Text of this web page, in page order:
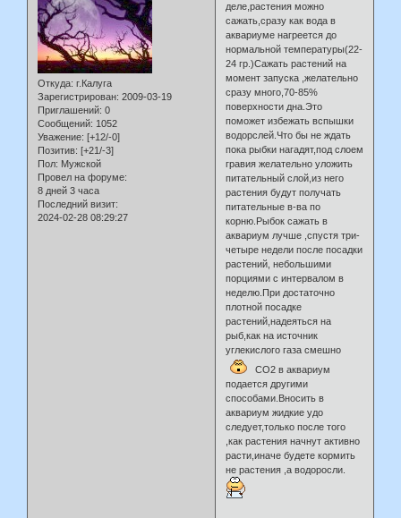
Откуда: г.Калуга
Зарегистрирован: 2009-03-19
Приглашений: 0
Сообщений: 1052
Уважение: [+12/-0]
Позитив: [+21/-3]
Пол: Мужской
Провел на форуме:
8 дней 3 часа
Последний визит:
2024-02-28 08:29:27
деле,растения можно
сажать,сразу как вода в
аквариуме нагреется до
нормальной температуры(22-
24 гр.)Сажать растений на
момент запуска ,желательно
сразу много,70-85%
поверхности дна.Это
поможет избежать вспышки
водорслей.Что бы не ждать
пока рыбки нагадят,под слоем
гравия желательно уложить
питательный слой,из него
растения будут получать
питательные в-ва по
корню.Рыбок сажать в
аквариум лучше ,спустя три-
четыре недели после посадки
растений, небольшими
порциями с интервалом в
неделю.При достаточно
плотной посадке
растений,надеяться на
рыб,как на источник
углекислого газа смешно
СО2 в аквариум
подается другими
способами.Вносить в
аквариум жидкие удо
следует,только после того
,как растения начнут активно
расти,иначе будете кормить
не растения ,а водоросли.